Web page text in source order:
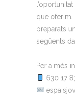
que oferim.
preparats
següents
Per a més
630 17